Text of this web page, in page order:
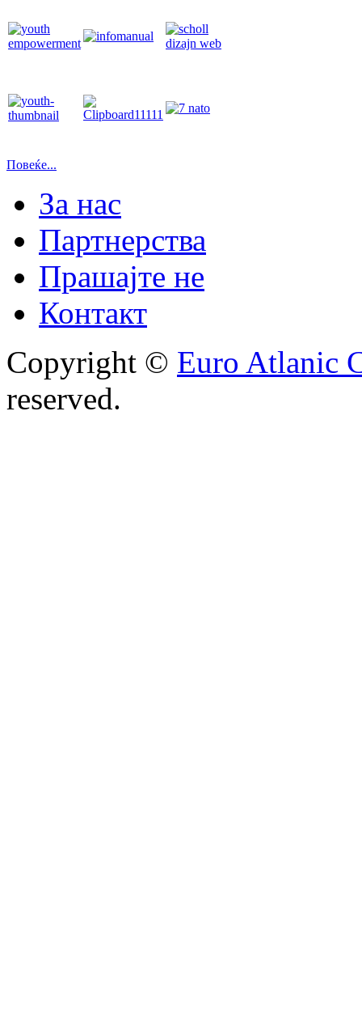
Повеќе...
За нас
Партнерства
Прашајте не
Контакт
Copyright © Euro Atlanic
reserved.